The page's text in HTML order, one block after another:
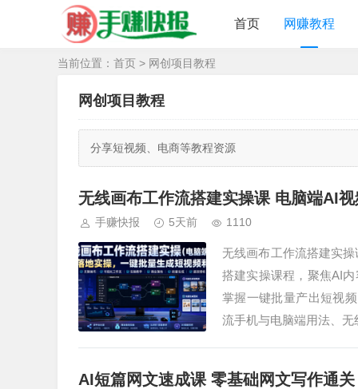
首页 网赚教程
当前位置： 首页 > 网创项目教程
网创项目教程
分享短视频、电商等教程资源
无线画布工作流搭建实操课 电脑端AI
手赚快报 5天前 1110
无线画布工作流搭建实
搭建实操课程，聚焦AI
掌握一键批量产出短视
流手机与电脑端用法、
AI短篇网文速成课 零基础网文写作通